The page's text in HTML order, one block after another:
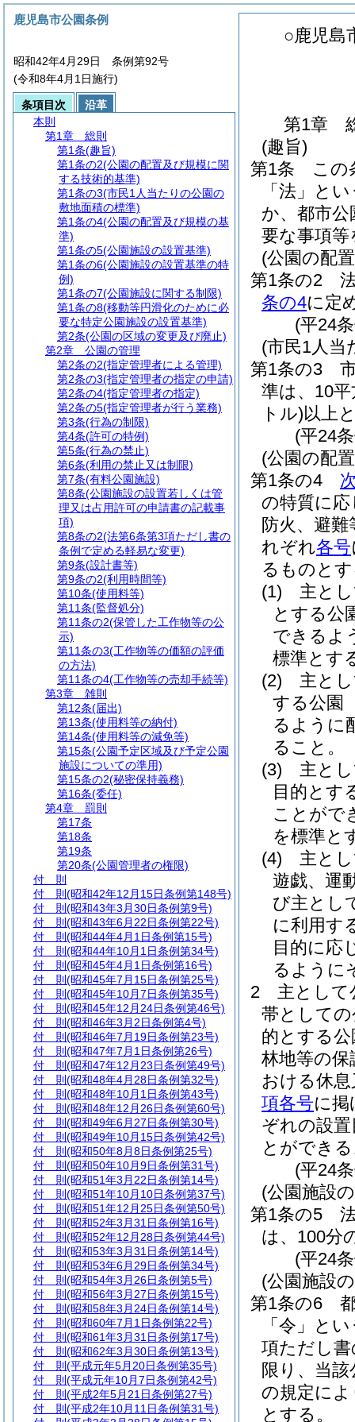
○鹿児島
第1章
(趣旨)
第1条
この
「法」と
か、都市公
要な事項
(公園の配
第1条の2
条の4に定
(平24
(市民1人当
第1条の3
準は、10
トル)以上
(平24
(公園の配
第1条の4
の特質に
防火、避
れぞれ各号
るものと
(1)
主と
とする公
できるよ
標準とす
(2)
主と
する公園
るように
ること。
(3)
主と
目的とす
ことがで
を標準と
(4)
主と
遊戯、運
び主とし
に利用す
目的に応
るように
2
主として
帯として
的とする
林地等の
おける休
項各号に掲
ぞれの設
とができ
(平24
(公園施設
第1条の5
は、100分
(平24
(公園施設
第1条の6
「令」と
項ただし
限り、当
の規定に
とする。
鹿児島市公園条例
昭和42年4月29日 条例第92号
(令和8年4月1日施行)
条項目次
沿革
本則
第1章
総則
第1条(趣旨)
第1条の2(公園の配置及び規模に関
する技術的基準)
第1条の3(市民1人当たりの公園の
敷地面積の標準)
第1条の4(公園の配置及び規模の基
準)
第1条の5(公園施設の設置基準)
第1条の6(公園施設の設置基準の特
例)
第1条の7(公園施設に関する制限)
第1条の8(移動等円滑化のために必
要な特定公園施設の設置基準)
第2条(公園の区域の変更及び廃止)
第2章
公園の管理
第2条の2(指定管理者による管理)
第2条の3(指定管理者の指定の申請)
第2条の4(指定管理者の指定)
第2条の5(指定管理者が行う業務)
第3条(行為の制限)
第4条(許可の特例)
第5条(行為の禁止)
第6条(利用の禁止又は制限)
第7条(有料公園施設)
第8条(公園施設の設置若しくは管
理又は占用許可の申請書の記載事
項)
第8条の2(法第6条第3項ただし書の
条例で定める軽易な変更)
第9条(設計書等)
第9条の2(利用時間等)
第10条(使用料等)
第11条(監督処分)
第11条の2(保管した工作物等の公
示)
第11条の3(工作物等の価額の評価
の方法)
第11条の4(工作物等の売却手続等)
第3章
雑則
第12条(届出)
第13条(使用料等の納付)
第14条(使用料等の減免等)
第15条(公園予定区域及び予定公園
施設についての準用)
第15条の2(秘密保持義務)
第16条(委任)
第4章
罰則
第17条
第18条
第19条
第20条(公園管理者の権限)
付 則
付 則 (昭和42年12月15日条例第148号)
付 則 (昭和43年3月30日条例第9号)
付 則 (昭和43年6月22日条例第22号)
付 則 (昭和44年4月1日条例第15号)
付 則 (昭和44年10月1日条例第34号)
付 則 (昭和45年4月1日条例第16号)
付 則 (昭和45年7月15日条例第25号)
付 則 (昭和45年10月7日条例第35号)
付 則 (昭和45年12月24日条例第46号)
付 則 (昭和46年3月2日条例第4号)
付 則 (昭和46年7月19日条例第23号)
付 則 (昭和47年7月1日条例第26号)
付 則 (昭和47年12月23日条例第49号)
付 則 (昭和48年4月28日条例第32号)
付 則 (昭和48年10月1日条例第43号)
付 則 (昭和48年12月26日条例第60号)
付 則 (昭和49年6月27日条例第30号)
付 則 (昭和49年10月15日条例第42号)
付 則 (昭和50年8月8日条例第25号)
付 則 (昭和50年10月9日条例第31号)
付 則 (昭和51年3月22日条例第14号)
付 則 (昭和51年10月10日条例第37号)
付 則 (昭和51年12月25日条例第50号)
付 則 (昭和52年3月31日条例第16号)
付 則 (昭和52年12月28日条例第44号)
付 則 (昭和53年3月31日条例第14号)
付 則 (昭和53年6月29日条例第34号)
付 則 (昭和54年3月26日条例第5号)
付 則 (昭和56年3月27日条例第15号)
付 則 (昭和58年3月24日条例第14号)
付 則 (昭和60年7月1日条例第22号)
付 則 (昭和61年3月31日条例第17号)
付 則 (昭和62年3月30日条例第13号)
付 則 (平成元年5月20日条例第35号)
付 則 (平成元年10月7日条例第42号)
付 則 (平成2年5月21日条例第27号)
付 則 (平成2年10月11日条例第31号)